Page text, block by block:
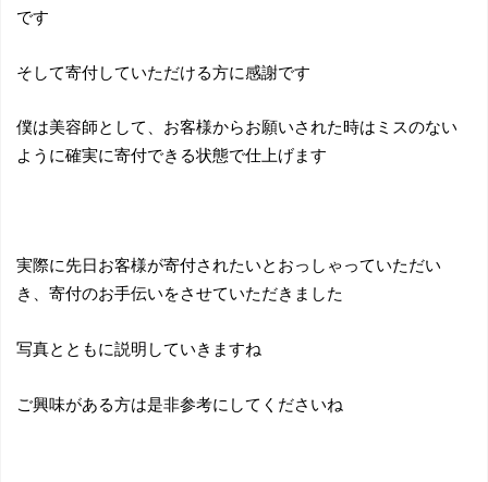
です
そして寄付していただける方に感謝です
僕は美容師として、お客様からお願いされた時はミスのない
ように確実に寄付できる状態で仕上げます
実際に先日お客様が寄付されたいとおっしゃっていただい
き、寄付のお手伝いをさせていただきました
写真とともに説明していきますね
ご興味がある方は是非参考にしてくださいね